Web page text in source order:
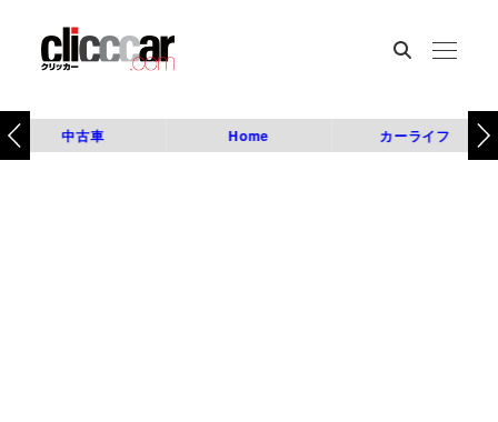
中古車 Home カーライフ